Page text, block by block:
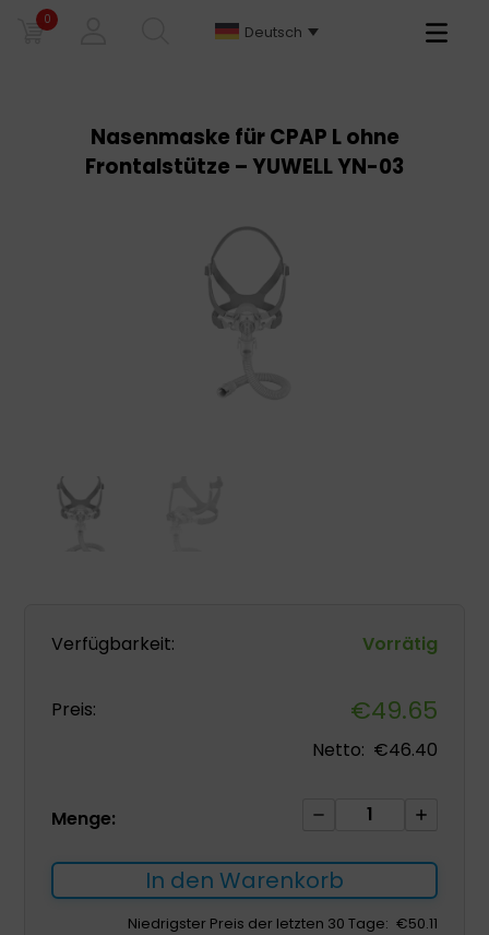
0
Deutsch
Primary
Nasenmaske für CPAP L ohne
Frontalstütze – YUWELL YN-03
Verfügbarkeit: Vorrätig
Preis: €49.65
Netto: €46.40
Menge:
Nasenmaske
CPAP
L
ohne
In den Warenkorb
Niedrigster Preis der letzten 30 Tage: €50.11